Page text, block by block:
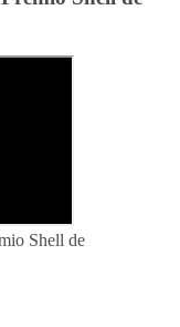
Shell de